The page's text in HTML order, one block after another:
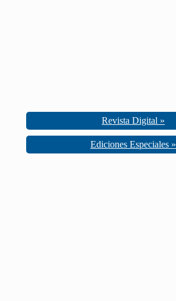
Revista Digital »
Ediciones Especiales »